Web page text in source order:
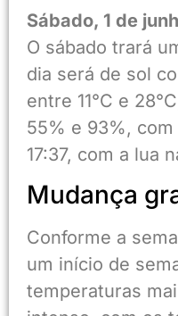
Sábado, 1 de
O sábado trará
dia será de sol
entre 11°C e
55% e 93%,
17:37, com a lua
Mudança
Conforme a
um início de
temperaturas